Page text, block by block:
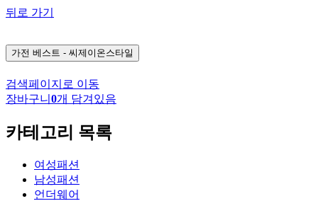
뒤로 가기
가전 베스트 - 씨제이온스타일
검색페이지로 이동
장바구니 0개 담겨있음
카테고리 목록
여성패션
남성패션
언더웨어